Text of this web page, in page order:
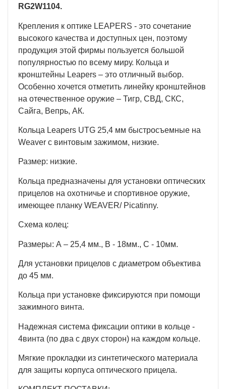
RG2W1104.
Крепления к оптике LEAPERS - это сочетание
высокого качества и доступных цен, поэтому
продукция этой фирмы пользуется большой
популярностью по всему миру. Кольца и
кронштейны Leapers – это отличный выбор.
Особенно хочется отметить линейку кронштейнов
на отечественное оружие – Тигр, СВД, СКС,
Сайга, Вепрь, AК.
Кольца Leapers UTG 25,4 мм быстросъемные на
Weaver с винтовым зажимом, низкие.
Размер: низкие.
Кольца предназначены для установки оптических
прицелов на охотничье и спортивное оружие,
имеющее планку WEAVER/ Picatinny.
Схема колец:
Размеры: А – 25,4 мм., В - 18мм., С - 10мм.
Для установки прицелов с диаметром объектива
до 45 мм.
Кольца при установке фиксируются при помощи
зажимного винта.
Надежная система фиксации оптики в кольце -
4винта (по два с двух сторон) на каждом кольце.
Мягкие прокладки из синтетического материала
для защиты корпуса оптического прицела.